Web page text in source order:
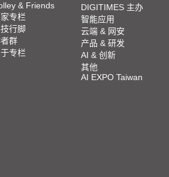
& Friends
专栏
行脚
群
专栏
DIGITIMES 主办
智能应用
云端 & 网安
产品 & 研发
AI & 创新
其他
AI EXPO Taiwan